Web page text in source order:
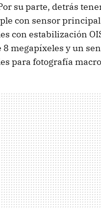
su parte, detrás
con sensor
con estabilización
8 megapíxeles y un
para fotografía